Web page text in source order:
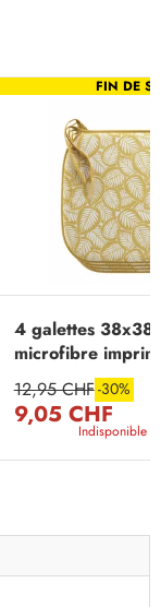
FIN DE
4 galettes
microfibre
jaune
12,95 CHF-30%
9,05 CHF
Indisponible